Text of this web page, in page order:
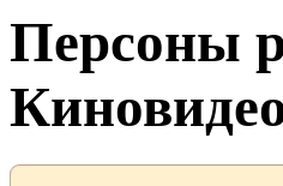
Персоны